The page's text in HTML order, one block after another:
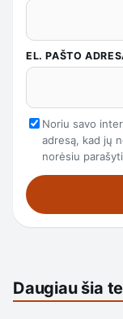
EL. PAŠTO
Noriu savo
adresą, kad jų
norėsiu
Daugiau šia